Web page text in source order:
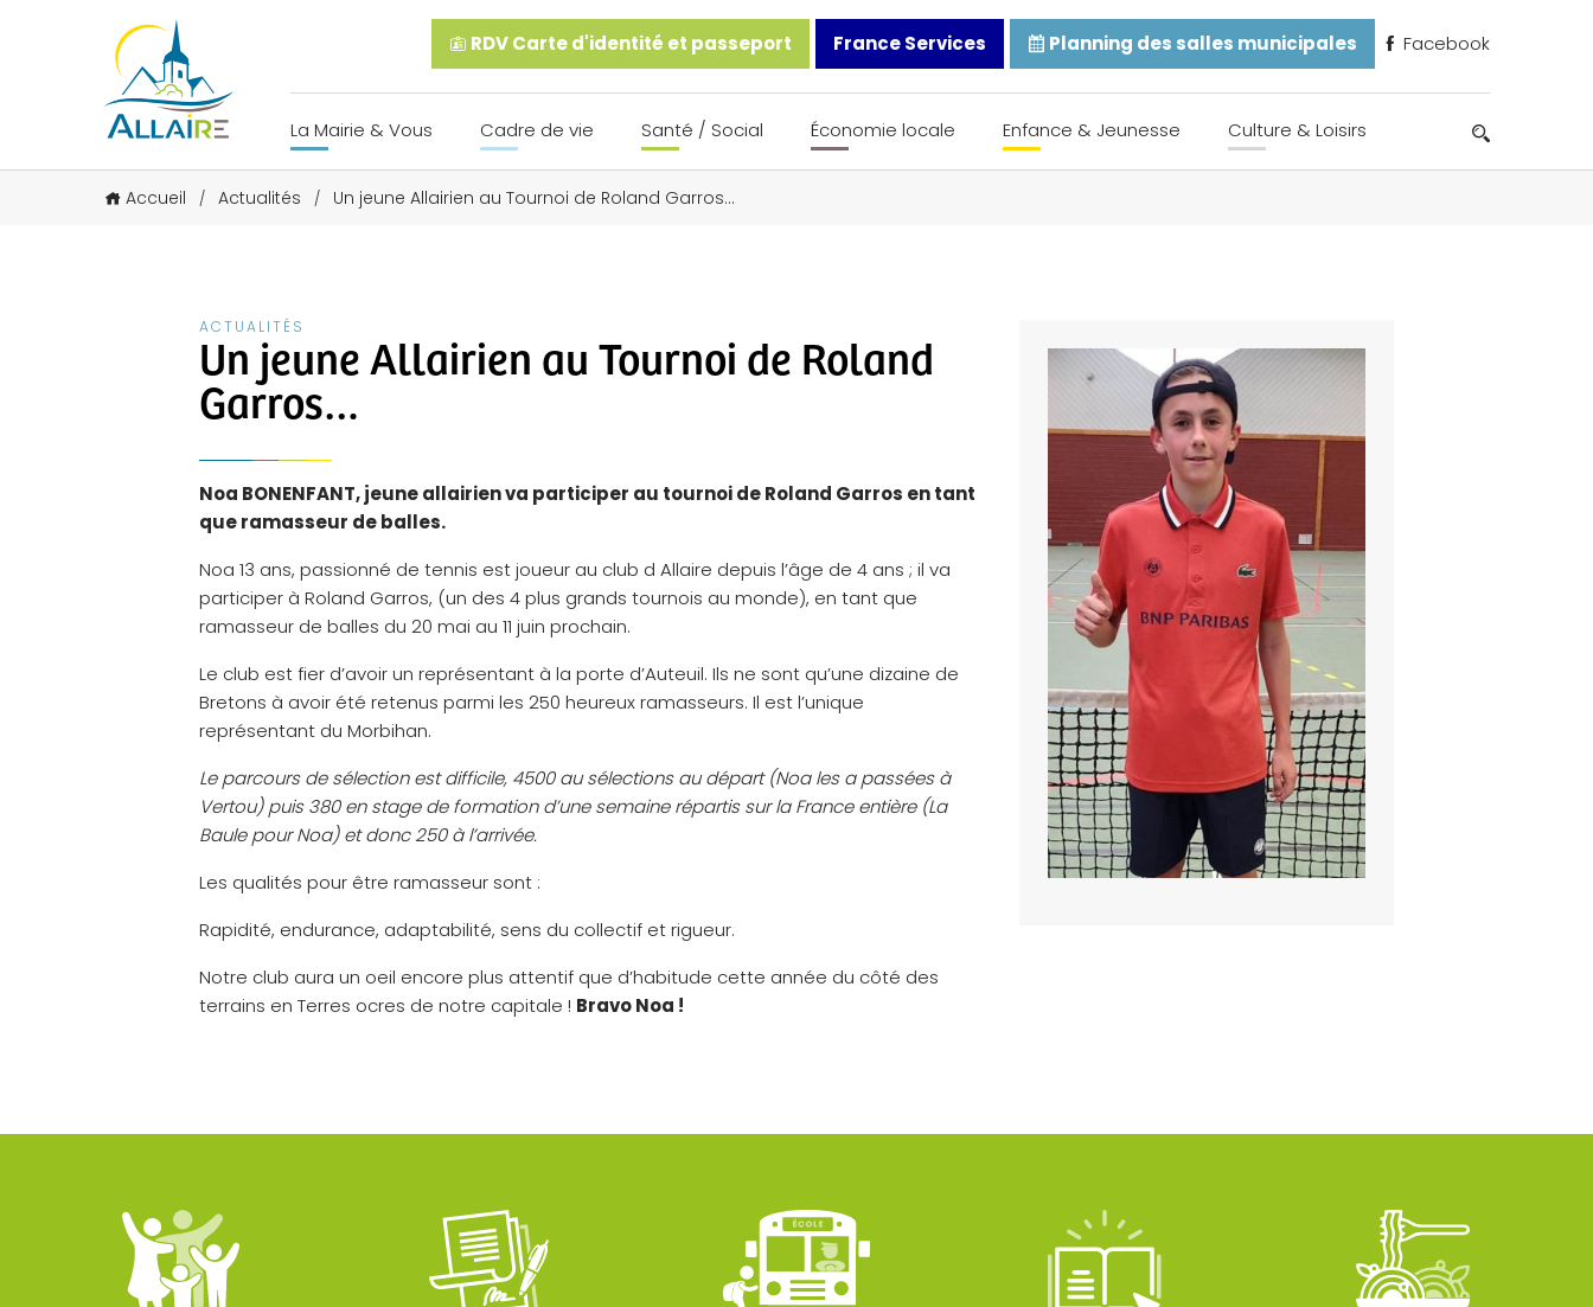
RDV Carte d'identité et passeport France Services Planning des salles municipales Facebook
La Mairie & Vous Cadre de vie Santé / Social Économie locale Enfance & Jeunesse Culture & Loisirs
Accueil / Actualités / Un jeune Allairien au Tournoi de Roland Garros…
ACTUALITÉS
Un jeune Allairien au Tournoi de Roland
Garros…
Noa BONENFANT, jeune allairien va participer au tournoi de Roland Garros en tant
que ramasseur de balles.
Noa 13 ans, passionné de tennis est joueur au club d Allaire depuis l’âge de 4 ans ; il va
participer à Roland Garros, (un des 4 plus grands tournois au monde), en tant que
ramasseur de balles du 20 mai au 11 juin prochain.
Le club est fier d’avoir un représentant à la porte d’Auteuil. Ils ne sont qu’une dizaine de
Bretons à avoir été retenus parmi les 250 heureux ramasseurs. Il est l’unique
représentant du Morbihan.
Le parcours de sélection est difficile, 4500 au sélections au départ (Noa les a passées à
Vertou) puis 380 en stage de formation d’une semaine répartis sur la France entière (La
Baule pour Noa) et donc 250 à l’arrivée.
Les qualités pour être ramasseur sont :
Rapidité, endurance, adaptabilité, sens du collectif et rigueur.
Notre club aura un oeil encore plus attentif que d’habitude cette année du côté des
terrains en Terres ocres de notre capitale ! Bravo Noa !